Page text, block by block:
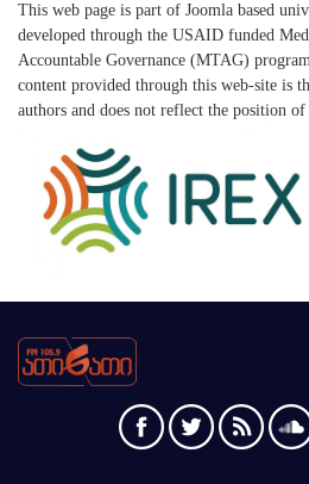
This web page is part of Joomla based
developed through the USAID funded
Accountable Governance (MTAG)
content provided through this web-site is
authors and does not reflect the position